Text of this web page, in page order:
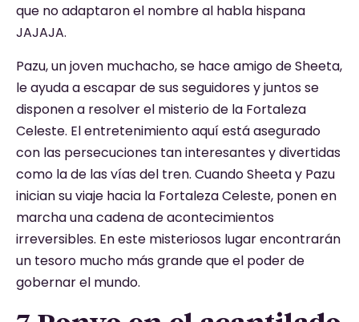
que no adaptaron el nombre al habla hispana
JAJAJA.
Pazu, un joven muchacho, se hace amigo de Sheeta,
le ayuda a escapar de sus seguidores y juntos se
disponen a resolver el misterio de la Fortaleza
Celeste. El entretenimiento aquí está asegurado
con las persecuciones tan interesantes y divertidas
como la de las vías del tren. Cuando Sheeta y Pazu
inician su viaje hacia la Fortaleza Celeste, ponen en
marcha una cadena de acontecimientos
irreversibles. En este misteriosos lugar encontrarán
un tesoro mucho más grande que el poder de
gobernar el mundo.